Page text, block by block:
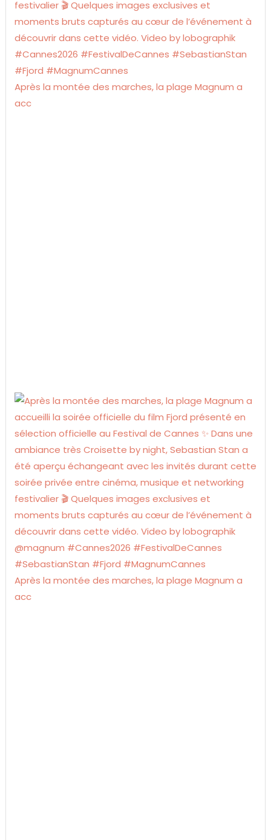
Après la montée des marches, la plage Magnum a
acc
Après la montée des marches, la plage Magnum a
acc